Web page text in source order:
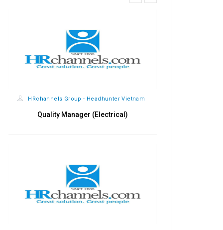
HRchannels Group - Headhunter Vietnam
Quality Manager (Electrical)